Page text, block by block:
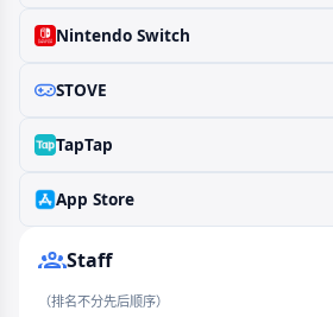
Nintendo Switch
STOVE
TapTap
App Store
Staff
（排名不分先后顺序）